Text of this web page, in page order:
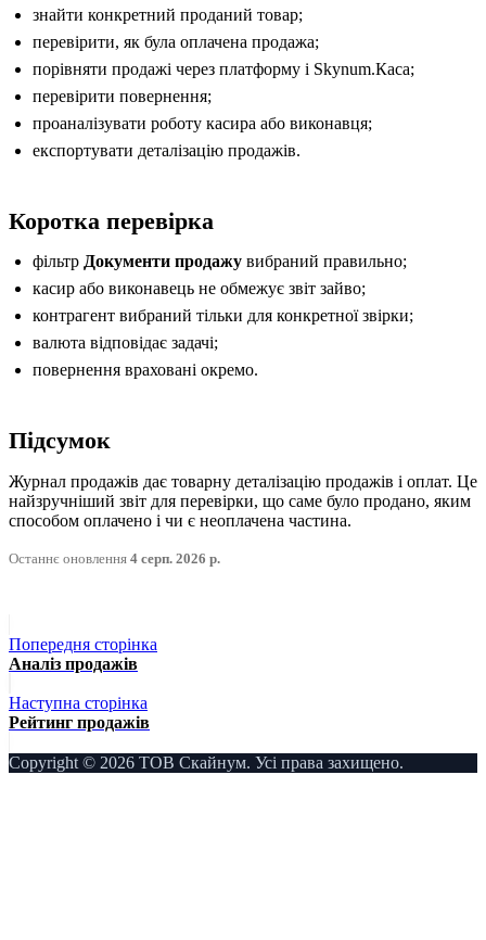
знайти конкретний проданий товар;
перевірити, як була оплачена продажа;
порівняти продажі через платформу і Skynum.Каса;
перевірити повернення;
проаналізувати роботу касира або виконавця;
експортувати деталізацію продажів.
Коротка перевірка
фільтр Документи продажувибраний правильно;
касир або виконавець не обмежує звіт зайво;
контрагент вибраний тільки для конкретної звірки;
валюта відповідає задачі;
повернення враховані окремо.
Підсумок
Журнал продажів дає товарну деталізацію продажів і оплат. Це
найзручніший звіт для перевірки, що саме було продано, яким
способом оплачено і чи є неоплачена частина.
Останнє оновлення 4 серп. 2026 р.
Попередня сторінка
Аналіз продажів
Наступна сторінка
Рейтинг продажів
Copyright © 2026 ТОВ Скайнум. Усі права захищено.